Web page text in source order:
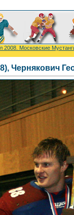
2008. Московские
Чернякович